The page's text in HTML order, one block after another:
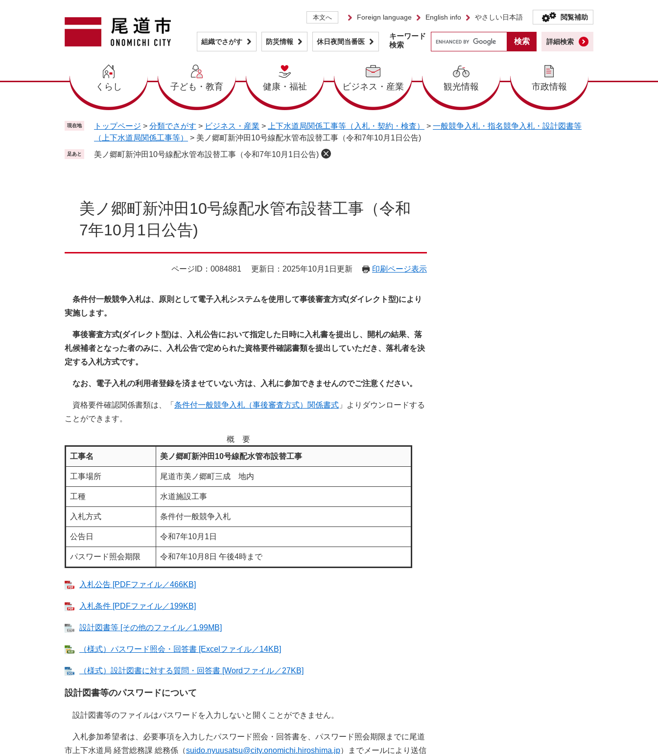
本文へ Foreign language English info やさしい日本語 閲覧補助
組織でさがす 防災情報 休日夜間当番医
くらし 子ども・教育 健康・福祉 ビジネス・産業 観光情報 市政情報
キーワード
検索
詳細検索
現在地 トップページ > 分類でさがす > ビジネス・産業 > 上下水道局関係工事等（入札・契約・検査） > 一般競争入札・指名競争入札・設計図書等
（上下水道局関係工事等）
> 美ノ郷町新沖田10号線配水管布設替工事（令和7年10月1日公告)
足あと 美ノ郷町新沖田10号線配水管布設替工事（令和7年10月1日公告)
美ノ郷町新沖田10号線配水管布設替工事（令和
7年10月1日公告)
ページID：0084881 更新日：2025年10月1日更新 印刷ページ表示
条件付一般競争入札は、原則として電子入札システムを使用して事後審査方式(ダイレクト型)により
実施します。
​ 事後審査方式(ダイレクト型)は、入札公告において指定した日時に入札書を提出し、開札の結果、落
札候補者となった者のみに、入札公告で定められた資格要件確認書類を提出していただき、落札者を決
定する入札方式です。
なお、電子入札の利用者登録を済ませていない方は、入札に参加できませんのでご注意ください。
資格要件確認関係書類は、「 条件付一般競争入札（事後審査方式）関係書式 」よりダウンロードする
ことができます。​
概 要
工事名 美ノ郷町新沖田10号線配水管布設替工事
工事場所 尾道市美ノ郷町三成 地内
工種 水道施設工事
入札方式 条件付一般競争入札
公告日 令和7年10月1日
パスワード照会期限 令和7年10月8日 午後4時まで
入札公告 [PDFファイル／466KB]
入札条件 [PDFファイル／199KB]
設計図書等 [その他のファイル／1.99MB]
（様式）パスワード照会・回答書 [Excelファイル／14KB]
（様式）設計図書に対する質問・回答書 [Wordファイル／27KB]
設計図書等のパスワードについて
設計図書等のファイルはパスワードを入力しないと開くことができません。
入札参加希望者は、必要事項を入力したパスワード照会・回答書を、パスワード照会期限までに尾道
市上下水道局 経営総務課 総務係（suido.nyuusatsu@city.onomichi.hiroshima.jp）までメールにより送信